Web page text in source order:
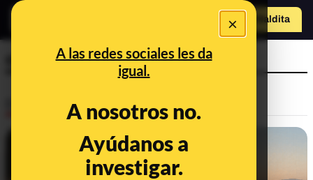
×
A las redes sociales les da
igual.
A nosotros no.
Ayúdanos a
investigar.
Hazte Maldita
CONTEXTO